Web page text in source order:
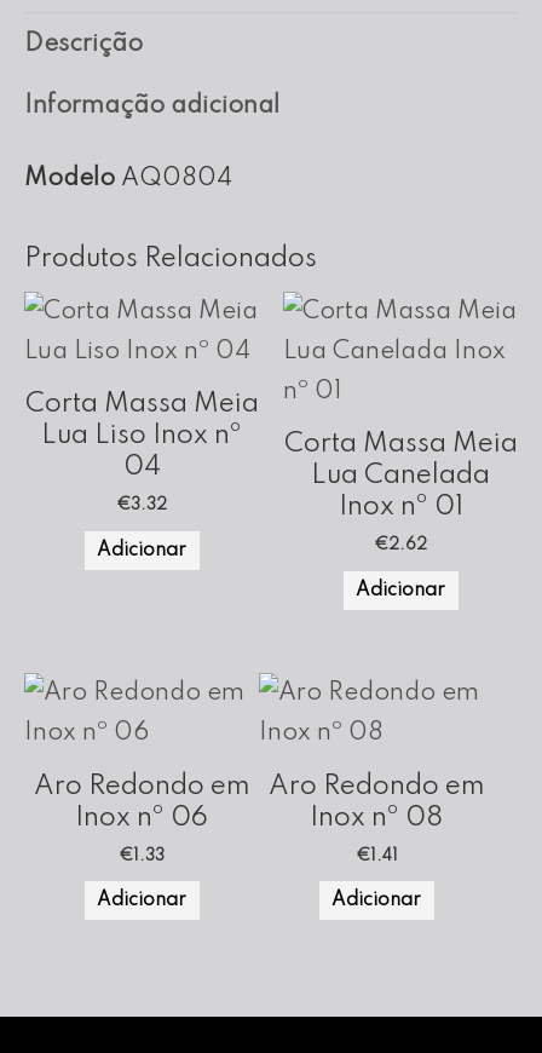
Inox
nº
Descrição
Informação adicional
Modelo AQ0804
Produtos Relacionados
Corta Massa Meia
Lua Liso Inox nº
04
€3.32
Adicionar
Corta Massa Meia
Lua Canelada
Inox nº 01
€2.62
Adicionar
Aro Redondo em
Inox nº 06
€ 1.33
Adicionar
Aro Redondo em
Inox nº 08
€1.41
Adicionar